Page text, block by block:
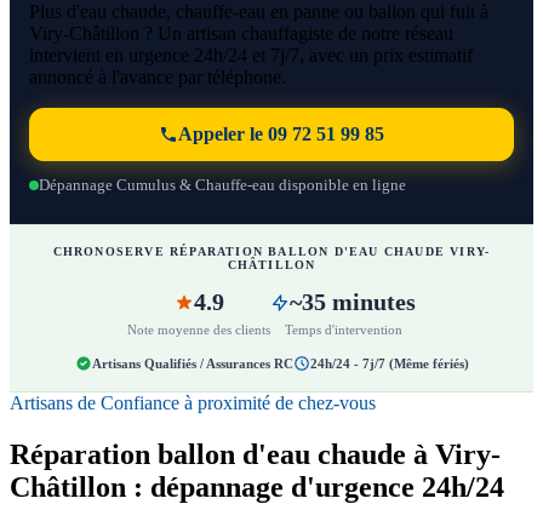
Plus d'eau chaude, chauffe-eau en panne ou ballon qui fuit à
Viry-Châtillon ? Un artisan chauffagiste de notre réseau
intervient en urgence 24h/24 et 7j/7, avec un prix estimatif
annoncé à l'avance par téléphone.
Appeler le 09 72 51 99 85
Dépannage Cumulus & Chauffe-eau disponible en ligne
CHRONOSERVE RÉPARATION BALLON D'EAU CHAUDE VIRY-
CHÂTILLON
4.9
Note moyenne des clients
~35 minutes
Temps d'intervention
Artisans Qualifiés / Assurances RC 24h/24 - 7j/7 (Même fériés)
Artisans de Confiance à proximité de chez-vous
Réparation ballon d'eau chaude à Viry-
Châtillon : dépannage d'urgence 24h/24